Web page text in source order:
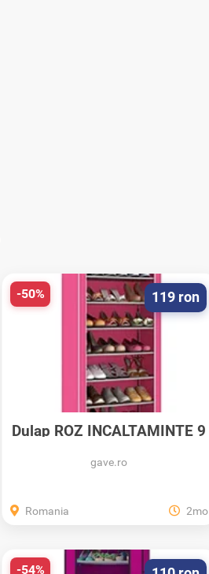
Dulap ROZ INCALTAMINTE 9
gave.ro
119 ron
-50%
Romania 2mo
-54%